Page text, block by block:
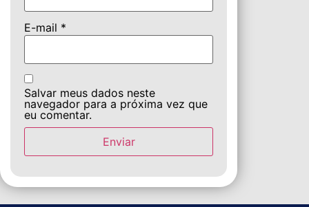
E-mail *
Salvar meus dados neste
navegador para a próxima vez que
eu comentar.